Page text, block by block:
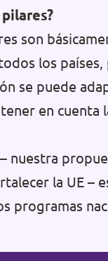
pilares?
son
los países,
se puede
en cuenta
nuestra
la UE –
programas